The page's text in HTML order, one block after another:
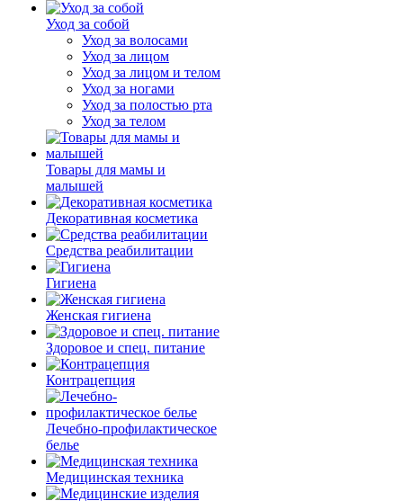
Уход за собой
Уход за волосами
Уход за лицом
Уход за лицом и телом
Уход за ногами
Уход за полостью рта
Уход за телом
Товары для мамы и
малышей
Декоративная косметика
Средства реабилитации
Гигиена
Женская гигиена
Здоровое и спец. питание
Контрацепция
Лечебно-профилактическое
белье
Медицинская техника